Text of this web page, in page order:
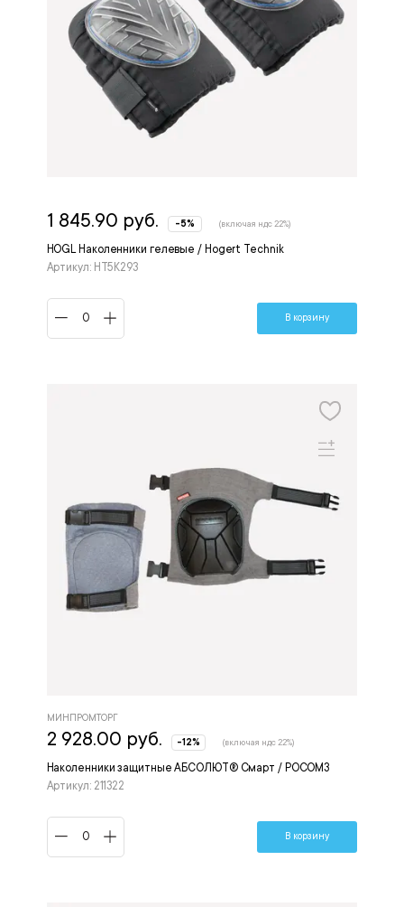
HOGL Наколенники гелевые / Hogert Technik
Артикул: HT5K293
1 845.90 руб. -5% (включая ндс 22%)
В корзину
Наколенники защитные АБСОЛЮТ® Смарт / РОСОМЗ
Артикул: 211322
МИНПРОМТОРГ
2 928.00 руб. -12% (включая ндс 22%)
В корзину